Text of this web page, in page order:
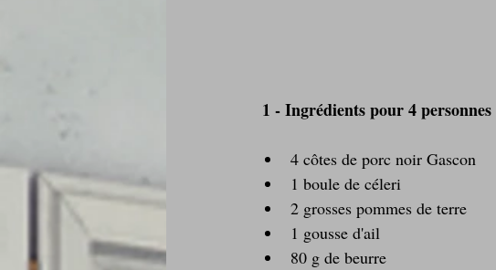
1 - Ingrédients pour 4 personnes
4 côtes de porc noir Gascon
1 boule de céleri
2 grosses pommes de terre
1 gousse d'ail
80 g de beurre